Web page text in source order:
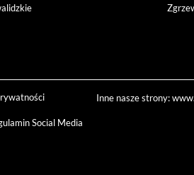
Inne nasze strony:
Social Media